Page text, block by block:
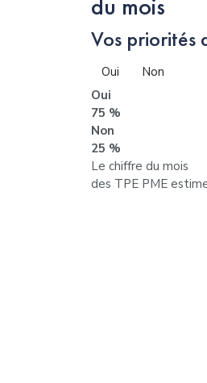
du mois
Vos priorités
Oui
Non
Oui
75 %
Non
25 %
Le chiffre du mois
des TPE PME